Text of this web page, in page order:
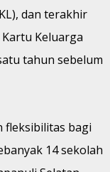
dan terakhir
Keluarga
tahun sebelum
fleksibilitas bagi
14 sekolah